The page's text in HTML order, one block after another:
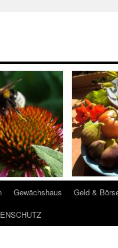
Gewächshaus Geld &